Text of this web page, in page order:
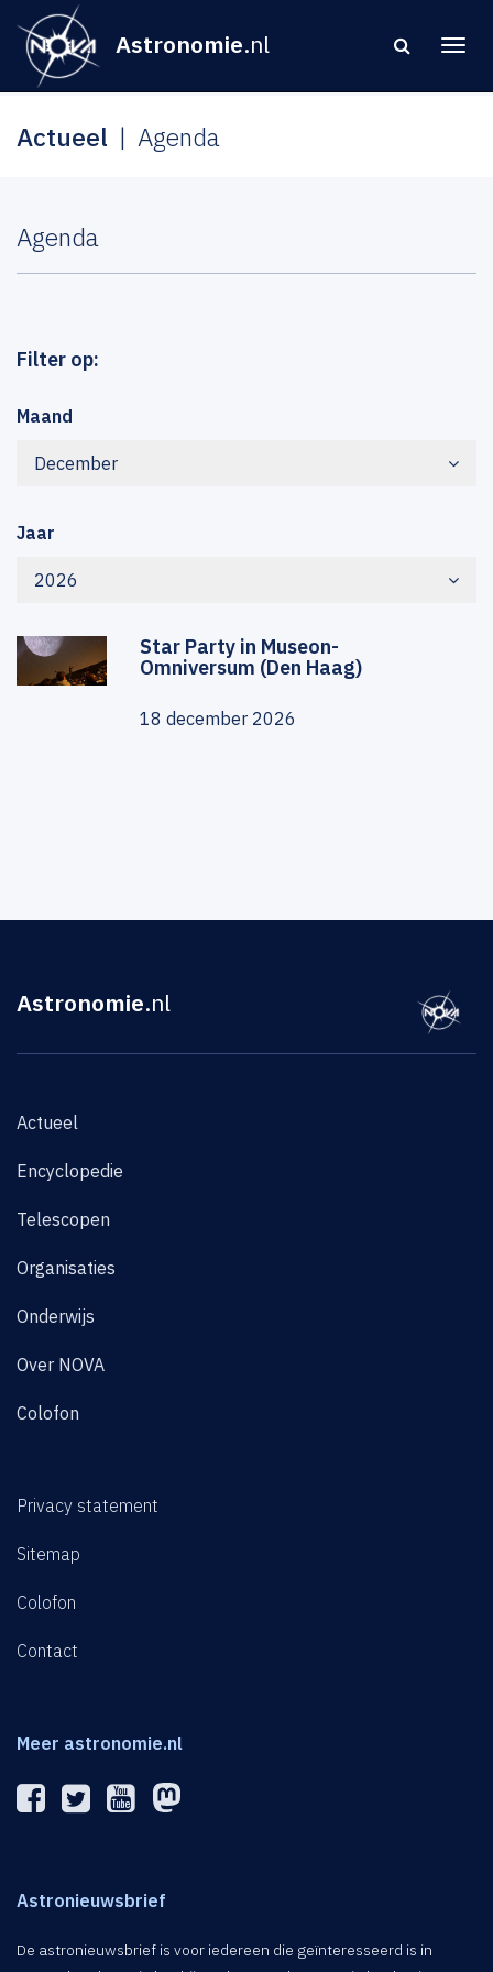
Astronomie.nl
Actueel Agenda
Agenda
Filter op:
Maand
December
Jaar
2026
Star Party in Museon-
Omniversum (Den Haag)
18 december 2026
Astronomie.nl
Actueel
Encyclopedie
Telescopen
Organisaties
Onderwijs
Over NOVA
Colofon
Privacy statement
Sitemap
Colofon
Contact
Meer astronomie.nl
Astronieuwsbrief
De astronieuwsbrief is voor iedereen die geïnteresseerd is in